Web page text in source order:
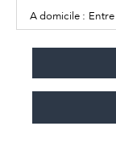
A domicile :